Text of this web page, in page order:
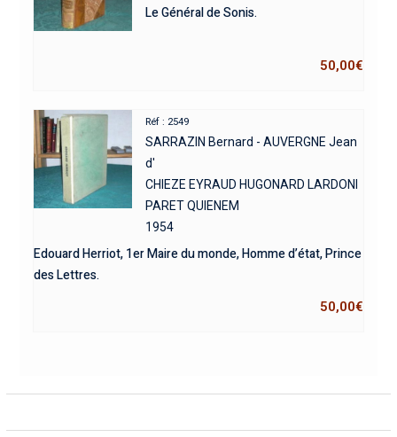
Le Général de Sonis.
50,00€
Réf : 2549
SARRAZIN Bernard - AUVERGNE Jean
d'
CHIEZE EYRAUD HUGONARD LARDONI
PARET QUIENEM
1954
Edouard Herriot, 1er Maire du monde, Homme d’état, Prince
des Lettres.
50,00€